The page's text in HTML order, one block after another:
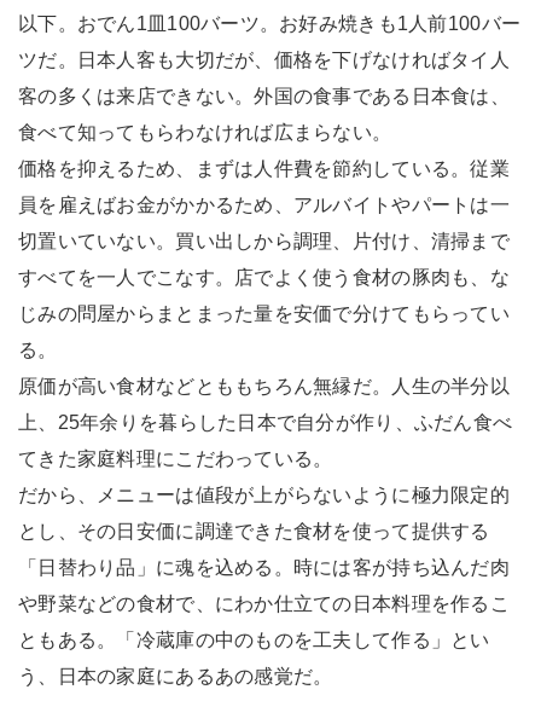
以下。おでん1皿100バーツ。お好み焼きも1人前100バー
ツだ。日本人客も大切だが、価格を下げなければタイ人
客の多くは来店できない。外国の食事である日本食は、
食べて知ってもらわなければ広まらない。
価格を抑えるため、まずは人件費を節約している。従業
員を雇えばお金がかかるため、アルバイトやパートは一
切置いていない。買い出しから調理、片付け、清掃まで
すべてを一人でこなす。店でよく使う食材の豚肉も、な
じみの問屋からまとまった量を安価で分けてもらってい
る。
原価が高い食材などとももちろん無縁だ。人生の半分以
上、25年余りを暮らした日本で自分が作り、ふだん食べ
てきた家庭料理にこだわっている。
だから、メニューは値段が上がらないように極力限定的
とし、その日安価に調達できた食材を使って提供する
「日替わり品」に魂を込める。時には客が持ち込んだ肉
や野菜などの食材で、にわか仕立ての日本料理を作るこ
ともある。「冷蔵庫の中のものを工夫して作る」とい
う、日本の家庭にあるあの感覚だ。